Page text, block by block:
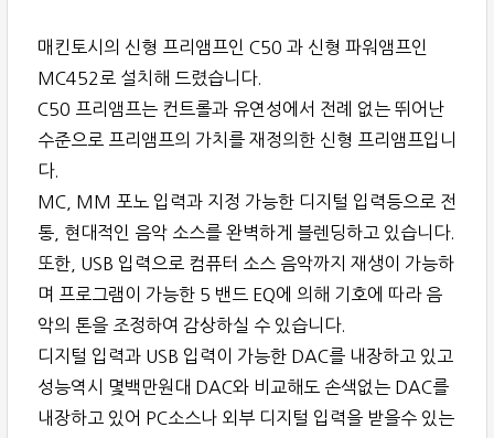
매킨토시의 신형 프리앰프인 C50 과 신형 파워앰프인
MC452로 설치해 드렸습니다.
C50 프리앰프는 컨트롤과 유연성에서 전례 없는 뛰어난
수준으로 프리앰프의 가치를 재정의한 신형 프리앰프입니
다.
MC, MM 포노 입력과 지정 가능한 디지털 입력등으로 전
통, 현대적인 음악 소스를 완벽하게 블렌딩하고 있습니다.
또한, USB 입력으로 컴퓨터 소스 음악까지 재생이 가능하
며 프로그램이 가능한 5 밴드 EQ에 의해 기호에 따라 음
악의 톤을 조정하여 감상하실 수 있습니다.
디지털 입력과 USB 입력이 가능한 DAC를 내장하고 있고
성능역시 몇백만원대 DAC와 비교해도 손색없는 DAC를
내장하고 있어 PC소스나 외부 디지털 입력을 받을수 있는